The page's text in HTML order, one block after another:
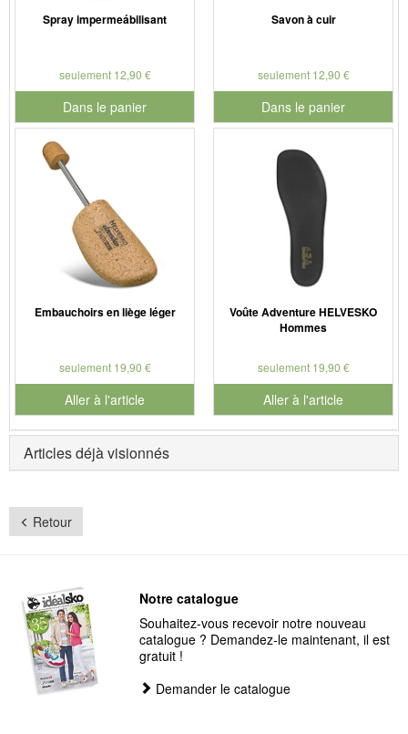
Spray impermeábilisant
seulement 12,90 €
Dans le panier
pour le numéro de produit 901126
Savon à cuir
seulement 12,90 €
Dans le panier
pour le numéro de produit
Embauchoirs en liège léger
seulement 19,90 €
Aller à l'article
Voûte Adventure HELVESKO
Hommes
seulement 19,90 €
Aller à l'article
Articles déjà visionnés
Retour
Notre catalogue
Souhaitez-vous recevoir notre nouveau
catalogue ? Demandez-le maintenant, il est
gratuit !
Demander le catalogue